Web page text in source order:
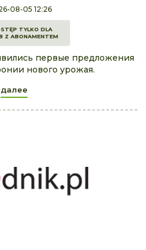
08-05 12:26
TYLKO DLA
Z ABONAMENTEM
первые предложения
нового урожая.
далее